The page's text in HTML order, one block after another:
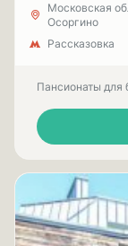
Московская
Осоргино
Рассказовка
Пансионаты для